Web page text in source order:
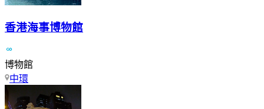
香港海事博物館
博物館
中環